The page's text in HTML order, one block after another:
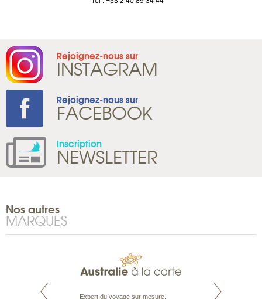
Rejoignez-nous sur
INSTAGRAM
Rejoignez-nous sur
FACEBOOK
Inscription
NEWSLETTER
Nos autres
MARQUES
est le spécialiste Expert du voyage sur mesure, Parce qu'ils sont